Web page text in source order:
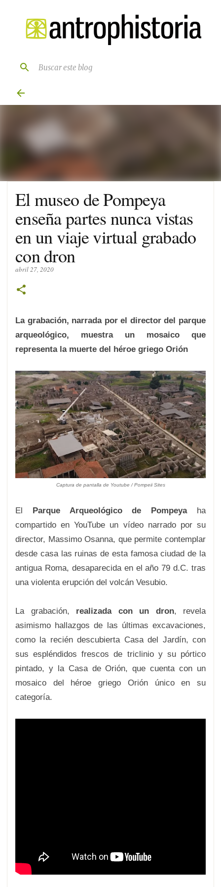
Ir al contenido principal
El museo de Pompeya
enseña partes nunca vistas
en un viaje virtual grabado
con dron
abril 27, 2020
La grabación, narrada por el director del parque
arqueológico, muestra un mosaico que
representa la muerte del héroe griego Orión
Captura de pantalla de Youtube / Pompeii Sites
El Parque Arqueológico de Pompeya ha
compartido en YouTube un vídeo narrado por su
director, Massimo Osanna, que permite contemplar
desde casa las ruinas de esta famosa ciudad de la
antigua Roma, desaparecida en el año 79 d.C. tras
una violenta erupción del volcán Vesubio.
La grabación, realizada con un dron, revela
asimismo hallazgos de las últimas excavaciones,
como la recién descubierta Casa del Jardín, con
sus espléndidos frescos de triclinio y su pórtico
pintado, y la Casa de Orión, que cuenta con un
mosaico del héroe griego Orión único en su
categoría.